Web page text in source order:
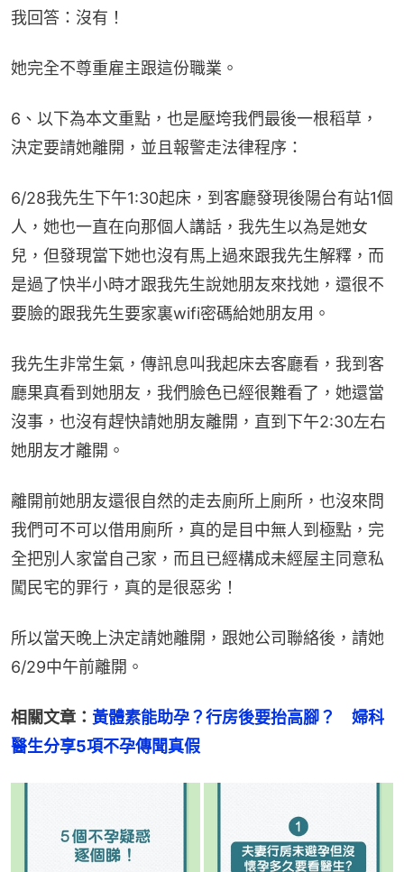
我回答：沒有！
她完全不尊重雇主跟這份職業。
6、以下為本文重點，也是壓垮我們最後一根稻草，
決定要請她離開，並且報警走法律程序：
6/28我先生下午1:30起床，到客廳發現後陽台有站1個
人，她也一直在向那個人講話，我先生以為是她女
兒，但發現當下她也沒有馬上過來跟我先生解釋，而
是過了快半小時才跟我先生說她朋友來找她，還很不
要臉的跟我先生要家裏wifi密碼給她朋友用。
我先生非常生氣，傳訊息叫我起床去客廳看，我到客
廳果真看到她朋友，我們臉色已經很難看了，她還當
沒事，也沒有趕快請她朋友離開，直到下午2:30左右
她朋友才離開。
離開前她朋友還很自然的走去廁所上廁所，也沒來問
我們可不可以借用廁所，真的是目中無人到極點，完
全把別人家當自己家，而且已經構成未經屋主同意私
闖民宅的罪行，真的是很惡劣！
所以當天晚上決定請她離開，跟她公司聯絡後，請她
6/29中午前離開。
相關文章： 黃體素能助孕？行房後要抬高腳？　婦科
醫生分享5項不孕傳聞真假